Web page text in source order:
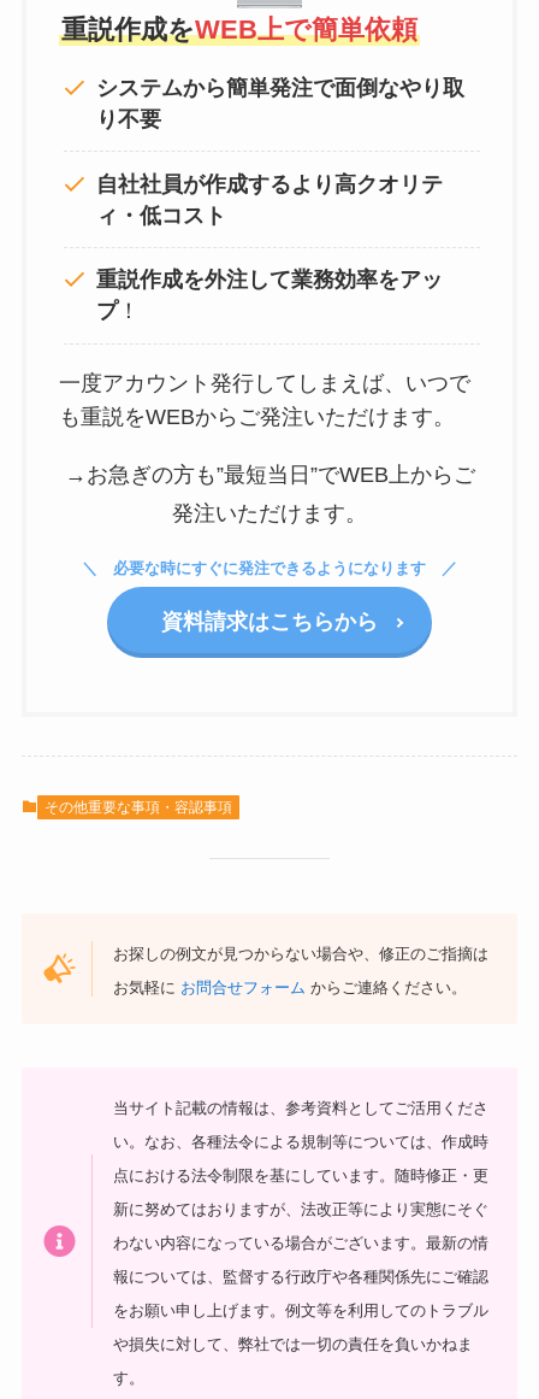
重説作成をWEB上で簡単依頼
システムから簡単発注で面倒なやり取
り不要
自社社員が作成するより高クオリテ
ィ・低コスト
重説作成を外注して業務効率をアッ
プ！
一度アカウント発行してしまえば、いつで
も重説をWEBからご発注いただけます。
→お急ぎの方も”最短当日”でWEB上からご
発注いただけます。
必要な時にすぐに発注できるようになります
資料請求はこちらから
その他重要な事項・容認事項
お探しの例文が見つからない場合や、修正のご指摘は
お気軽に お問合せフォーム からご連絡ください。
当サイト記載の情報は、参考資料としてご活用くださ
い。 なお、各種法令による規制等については、作成時
点における法令制限を基にしています。随時修正・更
新に努めてはおりますが、法改正等により実態にそぐ
わない内容になっている場合がございます。最新の情
報については、監督する行政庁や各種関係先にご確認
をお願い申し上げます。例文等を利用してのトラブル
や損失に対して、弊社では一切の責任を負いかねま
す。